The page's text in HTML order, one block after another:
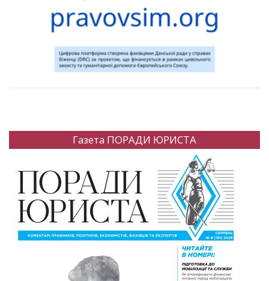
Газета ПОРАДИ ЮРИСТА